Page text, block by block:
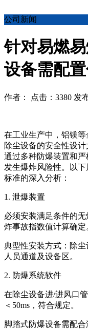
公司新闻
针对易燃
设备需配
作者： 点击：3380 发
在工业生产中，铝镁
除尘设备的安全性设
通过多种防爆装置和
发生爆炸风险性。以
标准的深入分析：
1. 泄爆装置
必须安装满足条件的
炸事故指数值计算确定
典型性安装方式：除
人员通道及设备区。
2. 防爆系统软件
在除尘设备进/进风口
＜50ms，符合规定。
脚踏式防爆设备需配